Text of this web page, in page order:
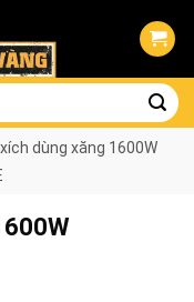
dùng xăng 1600W